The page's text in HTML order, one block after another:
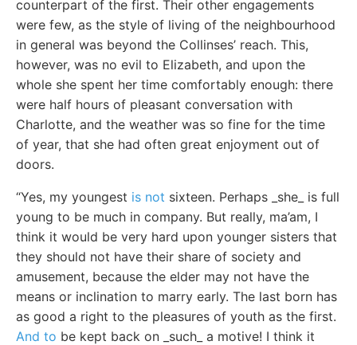
counterpart of the first. Their other engagements
were few, as the style of living of the neighbourhood
in general was beyond the Collinses’ reach. This,
however, was no evil to Elizabeth, and upon the
whole she spent her time comfortably enough: there
were half hours of pleasant conversation with
Charlotte, and the weather was so fine for the time
of year, that she had often great enjoyment out of
doors.
“Yes, my youngest is not sixteen. Perhaps _she_ is full
young to be much in company. But really, ma’am, I
think it would be very hard upon younger sisters that
they should not have their share of society and
amusement, because the elder may not have the
means or inclination to marry early. The last born has
as good a right to the pleasures of youth as the first.
And to be kept back on _such_ a motive! I think it